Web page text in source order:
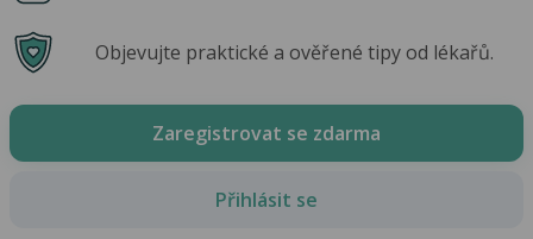
Objevujte praktické a ověřené tipy od lékařů.
Zaregistrovat se zdarma
Přihlásit se